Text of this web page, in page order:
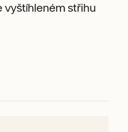
vyštíhleném střihu